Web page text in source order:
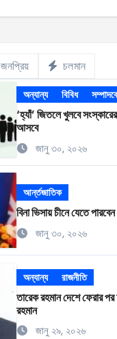
জনপ্রিয় চলমান
অন্যান্য বিবিধ
‘হ্যাঁ’ জিতলে খুলবে
আসবে
জানু ৩০, ২০২৬
আর্ন্তজাতিক
বিনা ভিসায় চীনে যেতে
জানু ৩০, ২০২৬
অন্যান্য রাজনীতি
তারেক রহমান দেশে ফেরার
রহমান
জানু ২৯, ২০২৬